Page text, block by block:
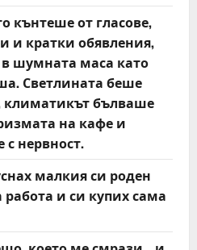
кънтеше от гласове,
и кратки обявления,
в шумната маса като
Светлината беше
климатикът бълваше
на кафе и
нервност.
малкия си роден
и си купих сама